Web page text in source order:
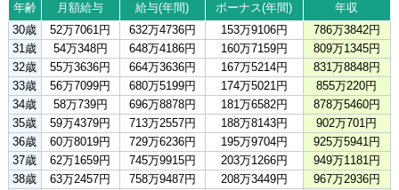
年齢 月額給与 給与(年間) ボーナス(年間)
年収
30歳
52万7061円 632万4736円 153万9106円
786万3842円
31歳
54万348円 648万4186円 160万7159円
809万1345円
32歳
55万3636円 664万3636円 167万5214円
831万8848円
33歳
56万7099円 680万5199円 174万5021円
855万220円
34歳
58万739円 696万8878円 181万6582円
878万5460円
35歳
59万4379円 713万2557円 188万8143円
902万701円
36歳
60万8019円 729万6236円 195万9704円
925万5941円
37歳
62万1659円 745万9915円 203万1266円
949万1181円
38歳
63万2457円 758万9487円 208万3449円
967万2936円